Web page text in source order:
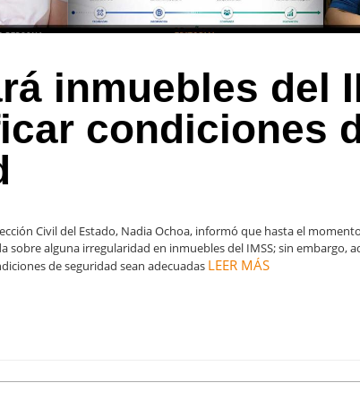
inmuebles del
condiciones
Civil del Estado, Nadia Ochoa, informó que hasta el
sobre alguna irregularidad en inmuebles del IMSS; sin embargo,
de seguridad sean adecuadas LEER MÁS